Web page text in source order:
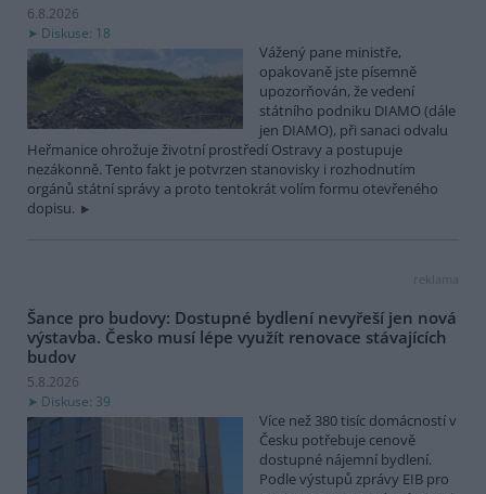
6.8.2026
Diskuse: 18
Vážený pane ministře,
opakovaně jste písemně
upozorňován, že vedení
státního podniku DIAMO (dále
jen DIAMO), při sanaci odvalu
Heřmanice ohrožuje životní prostředí Ostravy a postupuje
nezákonně. Tento fakt je potvrzen stanovisky i rozhodnutím
orgánů státní správy a proto tentokrát volím formu otevřeného
dopisu.
reklama
Šance pro budovy: Dostupné bydlení nevyřeší jen nová
výstavba. Česko musí lépe využít renovace stávajících
budov
5.8.2026
Diskuse: 39
Více než 380 tisíc domácností v
Česku potřebuje cenově
dostupné nájemní bydlení.
Podle výstupů zprávy EIB pro